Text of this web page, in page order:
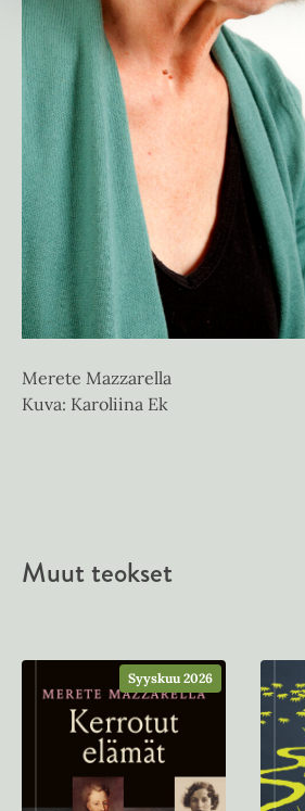
Merete Mazzarella
Kuva: Karoliina Ek
Muut teokset
Syyskuu 2026